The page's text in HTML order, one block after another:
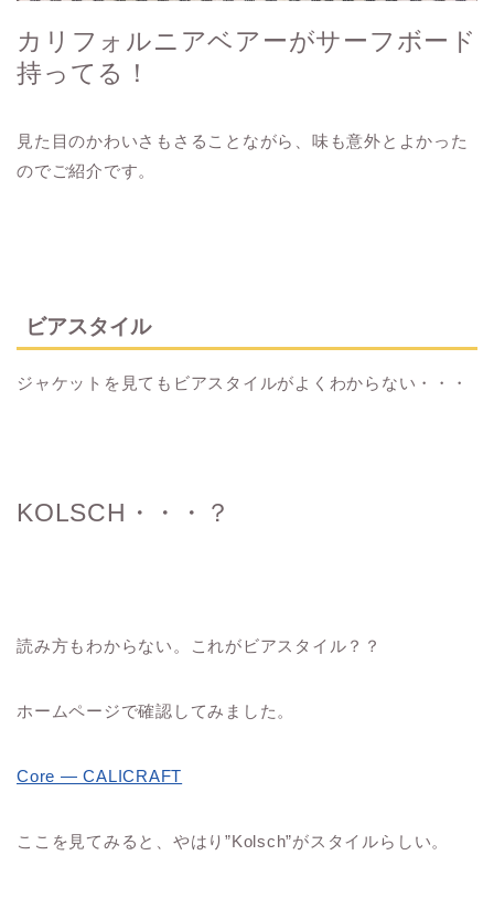
カリフォルニアベアーがサーフボード
持ってる！
見た目のかわいさもさることながら、味も意外とよかった
のでご紹介です。
ビアスタイル
ジャケットを見てもビアスタイルがよくわからない・・・
KOLSCH・・・？
読み方もわからない。これがビアスタイル？？
ホームページで確認してみました。
Core — CALICRAFT
ここを見てみると、やはり”Kolsch”がスタイルらしい。